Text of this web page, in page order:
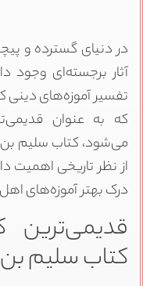
در دنیای گسترده و
آثار برجسته‌ای وجود
تفسیر آموزه‌های دینی
که به عنوان
می‌شود، کتاب سلیم
از نظر تاریخی اهمیت
درک بهتر آموزه‌های
کتاب سلیم